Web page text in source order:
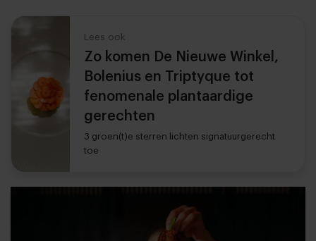
Lees ook
Zo komen De Nieuwe Winkel,
Bolenius en Triptyque tot
fenomenale plantaardige
gerechten
3 groen(t)e sterren lichten signatuurgerecht
toe